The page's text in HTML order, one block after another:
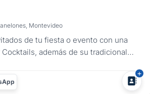
Montevideo
de tu fiesta o evento con una
además de su tradicional
led. Ambientación y
tus invitados. Mesas de apoyo, livings,